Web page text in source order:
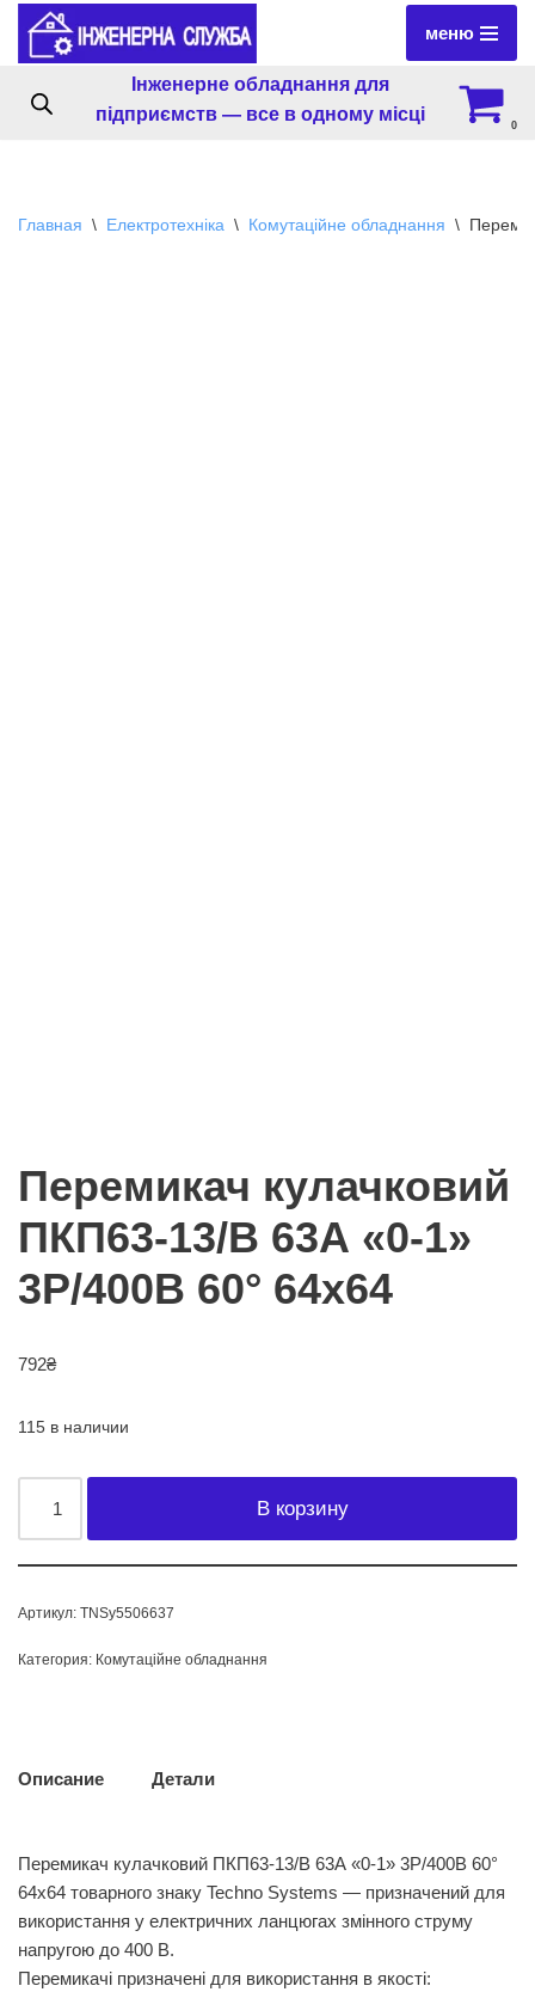
Перейти
содержимому
меню
Інженерне обладнання для
підприємств — все в одному місці
0
Главная \ Електротехніка \ Комутаційне обладнання \
Перемикач кулачковий
ПКП63-13/В 63А «0-1»
3Р/400B 60° 64х64
792₴
115 в наличии
В корзину
Артикул: TNSy5506637
Категория: Комутаційне обладнання
Описание Детали
Перемикач кулачковий ПКП63-13/В 63А «0-1» 3Р/400B 60°
64х64 товарного знаку Techno Systems — призначений для
використання у електричних ланцюгах змінного струму
напругою до 400 В.
Перемикачі призначені для використання в якості: